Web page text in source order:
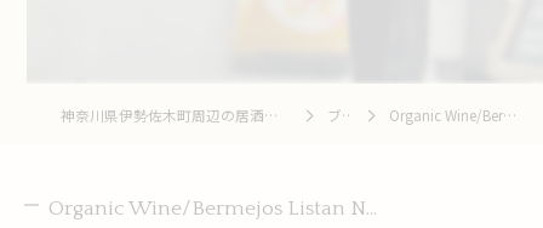
神奈川県伊勢佐木町周辺の居酒屋なら和牛 To 釆菜 更井酒店 ブログ Organic Wine/Bermejos Listan N...
Organic Wine/Bermejos Listan N...